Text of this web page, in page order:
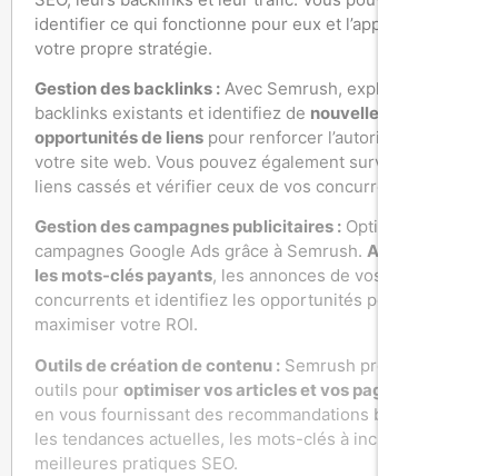
identifier ce qui fonctionne pour eux et l’appliquer à
votre propre stratégie.
Gestion des backlinks : Avec Semrush, explorez vos
backlinks existants et identifiez de nouvelles
opportunités de liens pour renforcer l’autorité de
votre site web. Vous pouvez également surveiller vos
liens cassés et vérifier ceux de vos concurrents.
Gestion des campagnes publicitaires : Optimisez vos
campagnes Google Ads grâce à Semrush. Analysez
les mots-clés payants, les annonces de vos
concurrents et identifiez les opportunités pour
maximiser votre ROI.
Outils de création de contenu : Semrush propose des
outils pour optimiser vos articles et vos pages web
en vous fournissant des recommandations basées sur
les tendances actuelles, les mots-clés à inclure et les
meilleures pratiques SEO.